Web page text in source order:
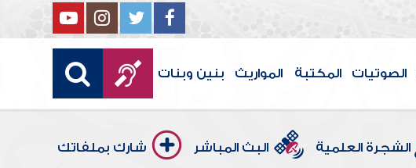
الصوتيات المكتبة المواريث بنين وبنات
الشجرة العلمية البث المباشر شارك بملفاتك